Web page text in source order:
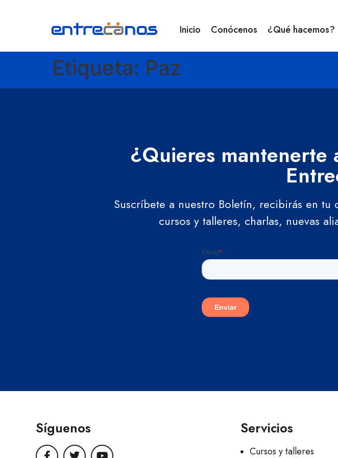
Inicio Conócenos ¿Qué hacemos?
Etiqueta: Paz
¿Quieres mantenerte
Suscríbete a nuestro Boletín, recibirás en
cursos y talleres, charlas, nuevas
Síguenos Servicios
Cursos y talleres